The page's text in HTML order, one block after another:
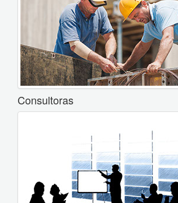
Consultoras